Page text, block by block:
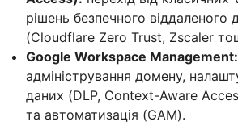
рішень безпечного віддаленого
(Cloudflare Zero Trust, Zscaler
Google Workspace Management:
адміністрування домену,
даних (DLP, Context-Aware
та автоматизація (GAM).